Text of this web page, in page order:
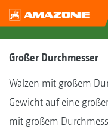
Großer Durchmesser
Walzen mit großem
Gewicht auf eine
mit großem